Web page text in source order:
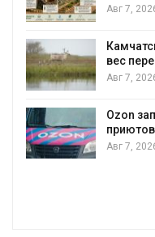
Авг 7,
вес
Авг 7,
Ozon
Авг 7,